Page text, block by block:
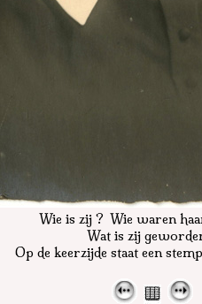
Wie is zij ? Wie waren
Wat is zij
Op de keerzijde staat een